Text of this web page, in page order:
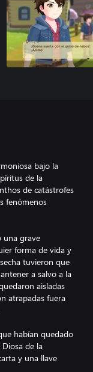
bajo la
de la
de catástrofes
fenómenos
una grave
forma de vida y
tuvieron que
a salvo a la
aisladas
atrapadas fuera
habían quedado
de la
y una llave